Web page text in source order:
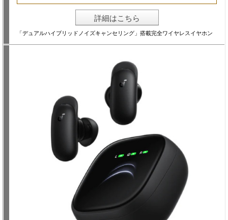
詳細はこちら
「デュアルハイブリッドノイズキャンセリング」搭載完全ワイヤレスイヤホン